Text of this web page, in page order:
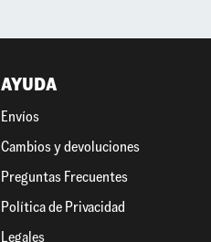
AYUDA
Envíos
Cambios y devoluciones
Preguntas Frecuentes
Política de Privacidad
Legales